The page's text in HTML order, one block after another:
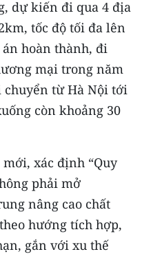
dự kiến đi qua 4 địa
tốc độ tối đa lên
hoàn thành, đi
mại trong năm
từ Hà Nội tới
còn khoảng 30
xác định “Quy
phải mở
nâng cao chất
hướng tích hợp,
gắn với xu thế